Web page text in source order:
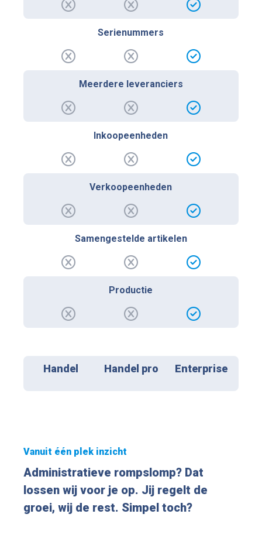
Serienummers
Meerdere leveranciers
Inkoopeenheden
Verkoopeenheden
Samengestelde artikelen
Productie
Handel Handel pro Enterprise
Vanuit één plek inzicht
Administratieve rompslomp? Dat
lossen wij voor je op. Jij regelt de
groei, wij de rest. Simpel toch?